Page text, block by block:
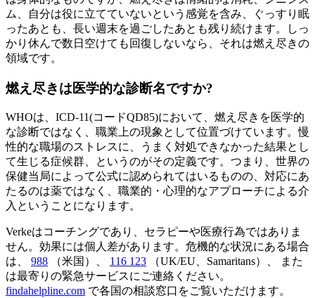
ム、自分は役に立てていないという感覚を含み、ぐっすり眠
ったあとも、長い週末を過ごしたあとも残り続けます。しっ
かり休んで数日空けても回復しないなら、それは燃え尽きの
領域です。
燃え尽きは医学的な診断名ですか?
WHOは、ICD-11(コードQD85)において、燃え尽きを医学的
な診断ではなく、職業上の現象として位置づけています。慢
性的な職場のストレスに、うまく対処できなかった結果とし
て生じる症候群、というのがその定義です。つまり、世界の
保健当局によって公式に認められてはいるものの、対応にあ
たるのは薬ではなく、職業的・心理的なアプローチによる介
入ということになります。
Verkeはコーチングであり、セラピーや医療行為ではありま
せん。効果には個人差があります。危機的な状況にある場合
は、
988 （米国）、 116 123 （UK/EU、Samaritans）、
また
は最寄りの緊急サービスにご連絡ください。
findahelpline.com で各国の相談窓口をご覧いただけます。